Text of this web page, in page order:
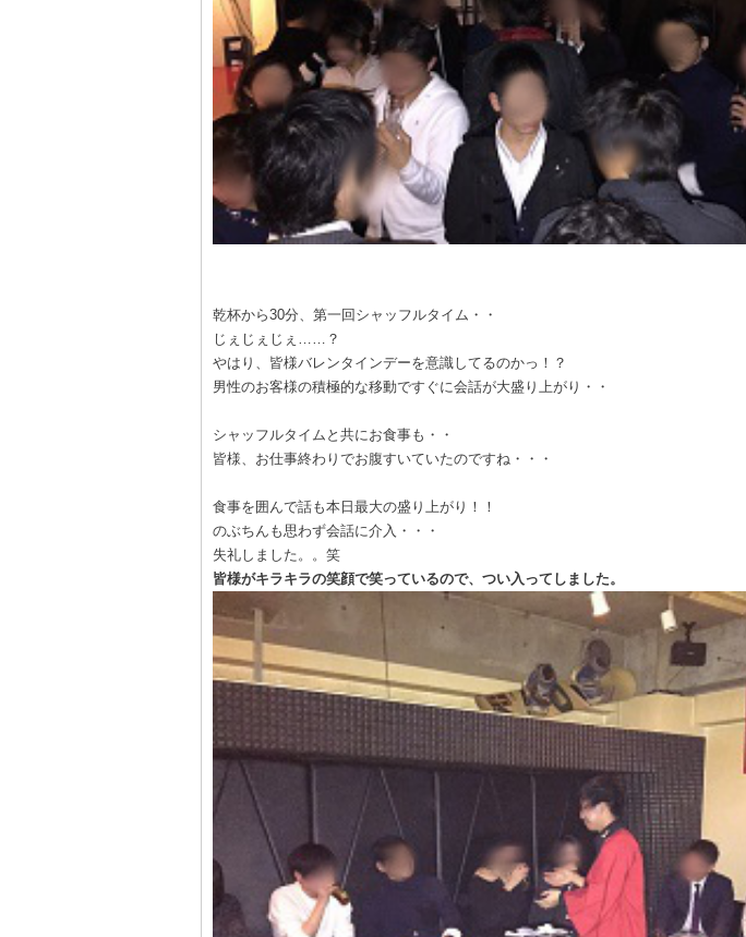
乾杯から30分、第一回シャッフルタイム・・
じぇじぇじぇ……？
やはり、皆様バレンタインデーを意識してるのかっ！？
男性のお客様の積極的な移動ですぐに会話が大盛り上がり・・
シャッフルタイムと共にお食事も・・
皆様、お仕事終わりでお腹すいていたのですね・・・
食事を囲んで話も本日最大の盛り上がり！！
のぶちんも思わず会話に介入・・・
失礼しました。。笑
皆様がキラキラの笑顔で笑っているので、つい入ってしました。